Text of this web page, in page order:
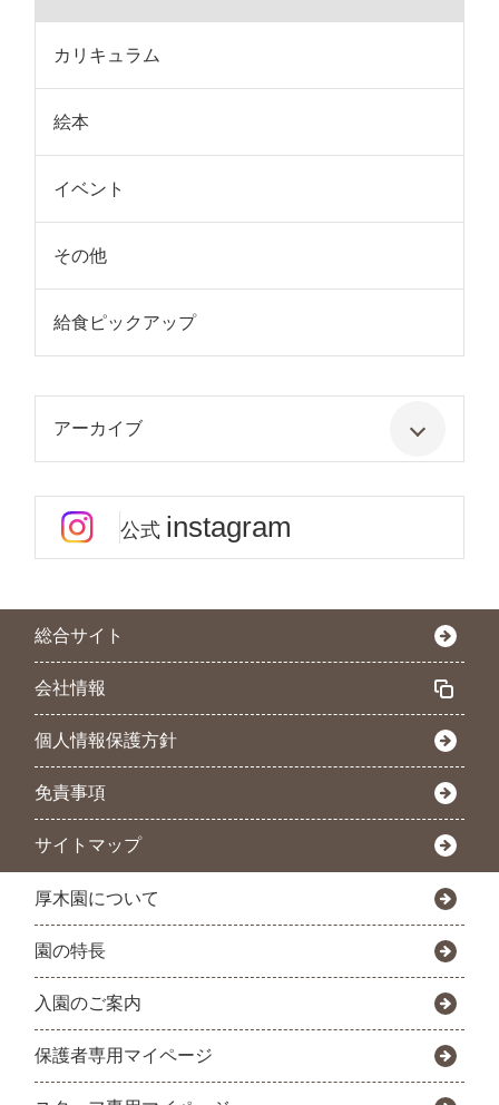
カリキュラム
絵本
イベント
その他
給食ピックアップ
アーカイブ
公式 instagram
総合サイト
会社情報
個人情報保護方針
免責事項
サイトマップ
厚木園について
園の特長
入園のご案内
保護者専用マイページ